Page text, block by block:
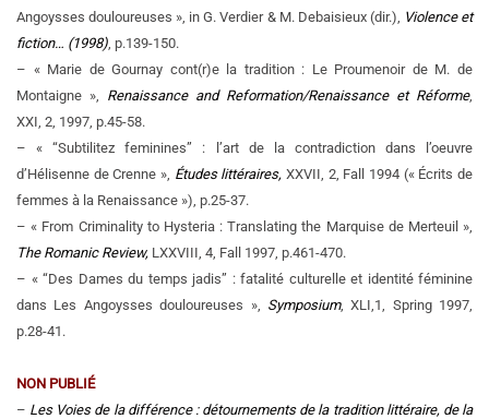
Angoysses douloureuses », in G. Verdier & M. Debaisieux (dir.), Violence et
fiction… (1998), p.139-150.
– « Marie de Gournay cont(r)e la tradition : Le Proumenoir de M. de
Montaigne », Renaissance and Reformation/Renaissance et Réforme,
XXI, 2, 1997, p.45-58.
– « “Subtilitez feminines” : l’art de la contradiction dans l’oeuvre
d’Hélisenne de Crenne », Études littéraires, XXVII, 2, Fall 1994 (« Écrits de
femmes à la Renaissance »), p.25-37.
– « From Criminality to Hysteria : Translating the Marquise de Merteuil »,
The Romanic Review, LXXVIII, 4, Fall 1997, p.461-470.
– « “Des Dames du temps jadis” : fatalité culturelle et identité féminine
dans Les Angoysses douloureuses », Symposium, XLI,1, Spring 1997,
p.28-41.
NON PUBLIÉ
– Les Voies de la différence : détournements de la tradition littéraire, de la